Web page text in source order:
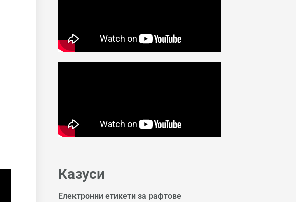
Казуси
Електронни етикети за рафтове